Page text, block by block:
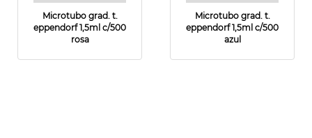
Microtubo grad. t.
eppendorf 1,5ml c/500
rosa
Microtubo grad. t.
eppendorf 1,5ml c/500
azul